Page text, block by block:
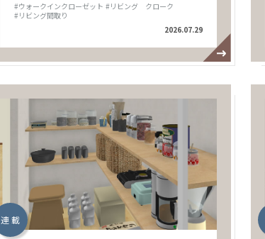
#ウォークインクローゼット #リビング クローク
#リビング間取り
2026.07.29
連 載